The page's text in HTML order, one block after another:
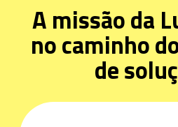
A missão da
no caminho
de